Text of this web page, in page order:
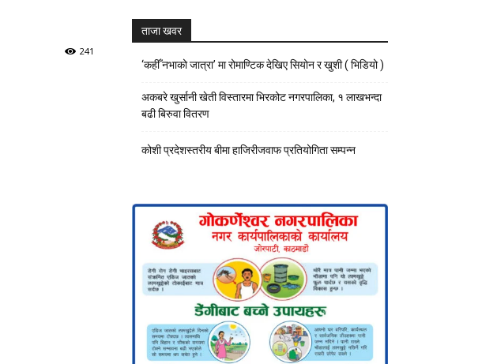
241
ताजा खवर
‘कहीँ नभाको जात्रा’ मा रोमाण्टिक देखिए सियोन र खुशी ( भिडियो )
अकबरे खुर्सानी खेती विस्तारमा भिरकोट नगरपालिका, १ लाखभन्दा
बढी बिरुवा वितरण
कोशी प्रदेशस्तरीय बीमा हाजिरीजवाफ प्रतियोगिता सम्पन्न